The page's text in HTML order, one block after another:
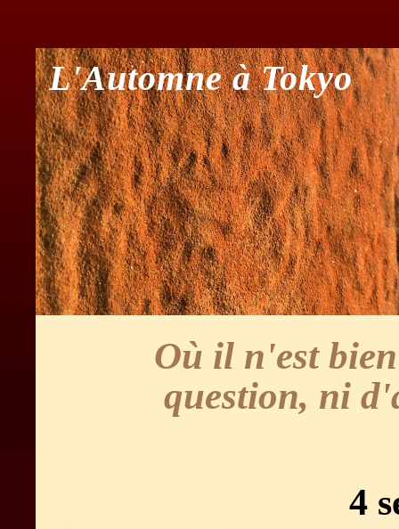
L'Automne à Tokyo
Où il n'est
question, ni
4